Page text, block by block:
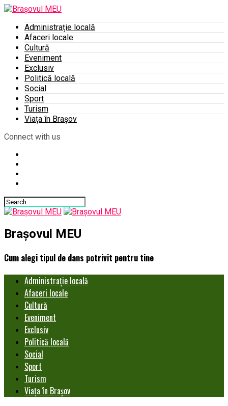
Administrație locală
Afaceri locale
Cultură
Eveniment
Exclusiv
Politică locală
Social
Sport
Turism
Viața în Brașov
Connect with us
Brașovul MEU
Cum alegi tipul de dans potrivit pentru tine
Administrație locală
Afaceri locale
Cultură
Eveniment
Exclusiv
Politică locală
Social
Sport
Turism
Viața în Brașov